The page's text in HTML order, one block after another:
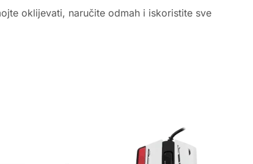
oklijevati, naručite odmah i iskoristite sve